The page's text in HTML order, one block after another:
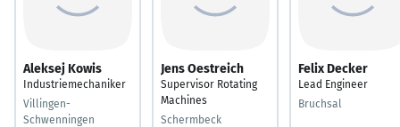
Aleksej Kowis
Industriemechaniker
Villingen-
Schwenningen
Jens Oestreich
Supervisor Rotating
Machines
Schermbeck
Felix Decker
Lead Engineer
Bruchsal